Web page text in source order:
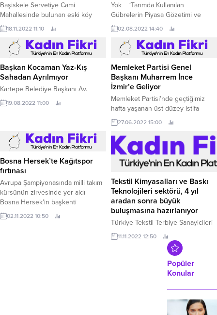
Başiskele Servetiye Cami
Mahallesinde bulunan eski köy
okulu, Kocaeli Büyükşehir
Belediyesi tarafından kamp
merkezine dönüştürülüyor Hayata
geçirdiği kültürel ve sosyal
projelerle gençlerin her zaman
yanında olan Kocaeli Büyükşehir
Belediyesi, gençlere yönelik
çalışmalarını yoğun bir şekilde
sürdürüyor.
18.11.2022 11:10
Yok ‘Tarımda Kullanılan
Gübrelerin Piyasa Gözetimi ve
Denetimi Yönetmeliği’ kapsamında
2022’nin ilk 6 ayında 443 adreste
denetim gerçekleştiren Muğla İl
Tarım ve Orman Müdürlüğü,
uygunsuz ve bandrolsüz üretim
yapan yerlere idari ceza yağdırdı.
02.08.2022 14:40
Başkan Kocaman Yaz-Kış
Sahadan Ayrılmıyor
Kartepe Belediye Başkanı Av.
19.08.2022 11:00
Memleket Partisi Genel
Başkanı Muharrem İnce
İzmir’e Geliyor
Memleket Partisi’nde geçtiğimiz
hafta yaşanan üst düzey istifa
gelişmeleri sonrasında Memleket
Partisi Genel Başkanı Muharrem
İnce Partisi’nin yol haritasını çizmek
için geçtiğimiz Perşembe günü İl
Başkanlarını ve Parti Meclisi
üyelerini Ankara’daki Genel
gelmişti.
27.06.2022 15:00
Bosna Hersek’te Kağıtspor
fırtınası
Avrupa Şampiyonasında milli takım
kürsünün zirvesinde yer aldı
Bosna Hersek’in başkenti
Saraybosna’da düzenlenen 23 Yaş
Altı Avrupa Judo Şampiyonası'nda
02.11.2022 10:50
Tekstil Kimyasalları ve Baskı
Teknolojileri sektörü, 4 yıl
aradan sonra büyük
buluşmasına hazırlanıyor
Türkiye Tekstil Terbiye Sanayicileri
Derneği (TTTSD) ve Artkim Fuarcılık
iş birliği ile gerçekleştirilecek olan
11.11.2022 12:50
Popüler
Konular